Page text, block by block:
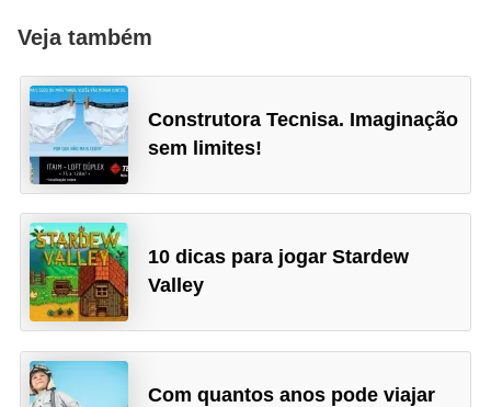
Veja também
Construtora Tecnisa. Imaginação
sem limites!
10 dicas para jogar Stardew
Valley
Com quantos anos pode viajar